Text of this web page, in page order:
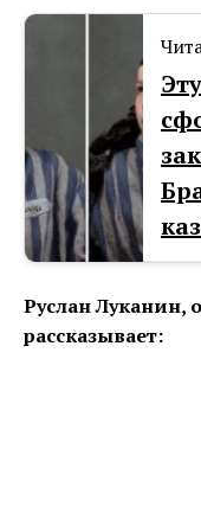
Руслан Луканин,
рассказывает: